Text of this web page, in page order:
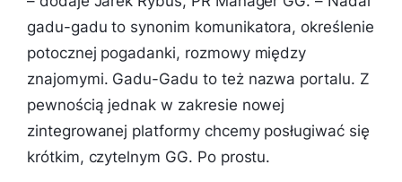
gadu-gadu to synonim komunikatora, określenie
potocznej pogadanki, rozmowy między
znajomymi. Gadu-Gadu to też nazwa portalu. Z
pewnością jednak w zakresie nowej
zintegrowanej platformy chcemy posługiwać się
krótkim, czytelnym GG. Po prostu.